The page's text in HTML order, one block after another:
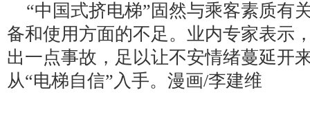
“中国式挤电梯”固然与乘客素质有
备和使用方面的不足。业内专家表示
出一点事故，足以让不安情绪蔓延开
从“电梯自信”入手。漫画/李建维